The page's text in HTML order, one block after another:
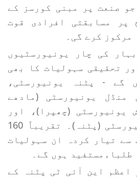
صنعت پر مبنی کورسز کے
پر مسابقتی افرادی قوت
مرکوز کرے گی۔
کی چار یونیورسٹیوں
تحقیقی سہولیات کا بھی
گے - پٹنہ یونیورسٹی،
منڈل یونیورسٹی (مادھے
یونیورسٹی (چھپرا)، اور
نالندہ اوپن یونیورسٹی (پٹنہ)۔ تقریباً 160
سے تیار کردہ ان سہولیات
اعظم این آئی ٹی پٹنہ کے